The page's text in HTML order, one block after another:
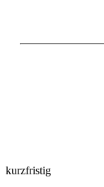
kurzfristig